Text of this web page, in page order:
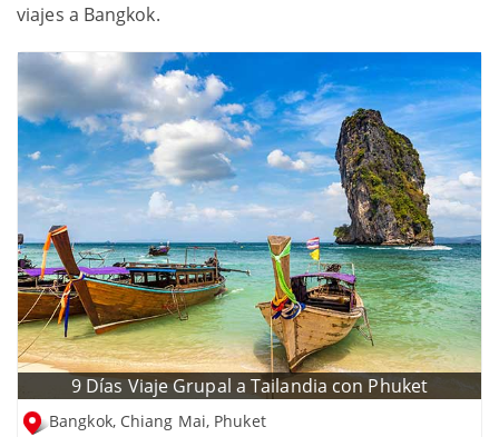
viajes a Bangkok.
9 Días Viaje Grupal a Tailandia con Phuket
Bangkok, Chiang Mai, Phuket